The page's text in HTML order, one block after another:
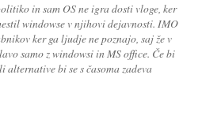
in sam OS ne igra dosti vloge, ker
windowse v njihovi dejavnosti. IMO
ker ga ljudje ne poznajo, saj že v
samo z windowsi in MS office. Če bi
alternative bi se s časoma zadeva